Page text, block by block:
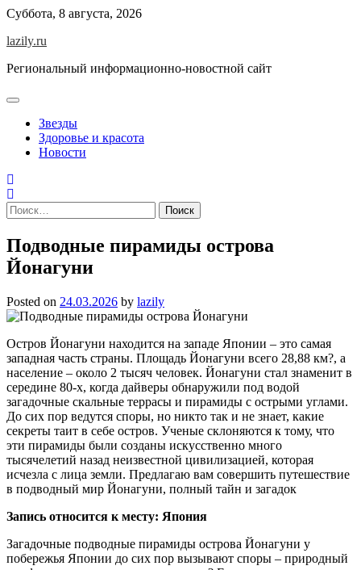
Skip
content
Суббота, 8 августа, 2026
lazily.ru
Региональный информационно-новостной сайт
Звезды
Здоровье и красота
Новости
Найти:
Подводные пирамиды острова
Йонагуни
Posted on 24.03.2026 by lazily
Остров Йонагуни находится на западе Японии – это самая
западная часть страны. Площадь Йонагуни всего 28,88 км?, а
население – около 2 тысяч человек. Йонагуни стал знаменит в
середине 80-x, когда дайверы обнаружили под водой
загадочные скальные террасы и пирамиды с острыми углами.
До сих пор ведутся споры, но никто так и не знает, какие
секреты таит в себе остров. Ученые склоняются к тому, что
эти пирамиды были созданы искусственно много
тысячелетий назад неизвестной цивилизацией, которая
исчезла с лица земли. Предлагаю вам совершить путешествие
в подводный мир Йонагуни, полный тайн и загадок
Запись относится к месту: Япония
Загадочные подводные пирамиды острова Йонагуни у
побережья Японии до сих пор вызывают споры – природный